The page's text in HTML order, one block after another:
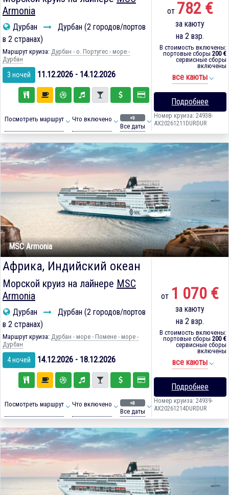
Armonia
Дурбан
Дурбан (2 городов/портов
в 2 странах)
Маршрут круиза: Дурбан - о. Португес - море -
Дурбан
3 ночей 11.12.2026 - 14.12.2026
Посмотреть маршрут Что включено +9
Все даты
от 782 €
за каюту
на 2 взр.
В стоимость включены:
портовые сборы 200 €
сервисные сборы
включены
все каюты
Подробнее
Номер круиза: 24938-
AX20261211DURDUR
MSC Armonia
Африка, Индийский океан
Морской круиз на лайнере MSC
Armonia
Дурбан
Дурбан (2 городов/портов
в 2 странах)
Маршрут круиза: Дурбан - море - Помене - море -
Дурбан
4 ночей 14.12.2026 - 18.12.2026
Посмотреть маршрут Что включено +8
Все даты
от 1 070 €
за каюту
на 2 взр.
В стоимость включены:
портовые сборы 200 €
сервисные сборы
включены
все каюты
Подробнее
Номер круиза: 24939-
AX20261214DURDUR